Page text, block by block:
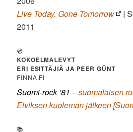
Live Today, Gone Tomorrow
|
2011
💿
KOKOELMALEVYT
ERI ESITTÄJIÄ JA PEER GÜNT
FINNA.FI
Suomi-rock ’81 – suomalaisen
Elviksen kuoleman jälkeen
📚